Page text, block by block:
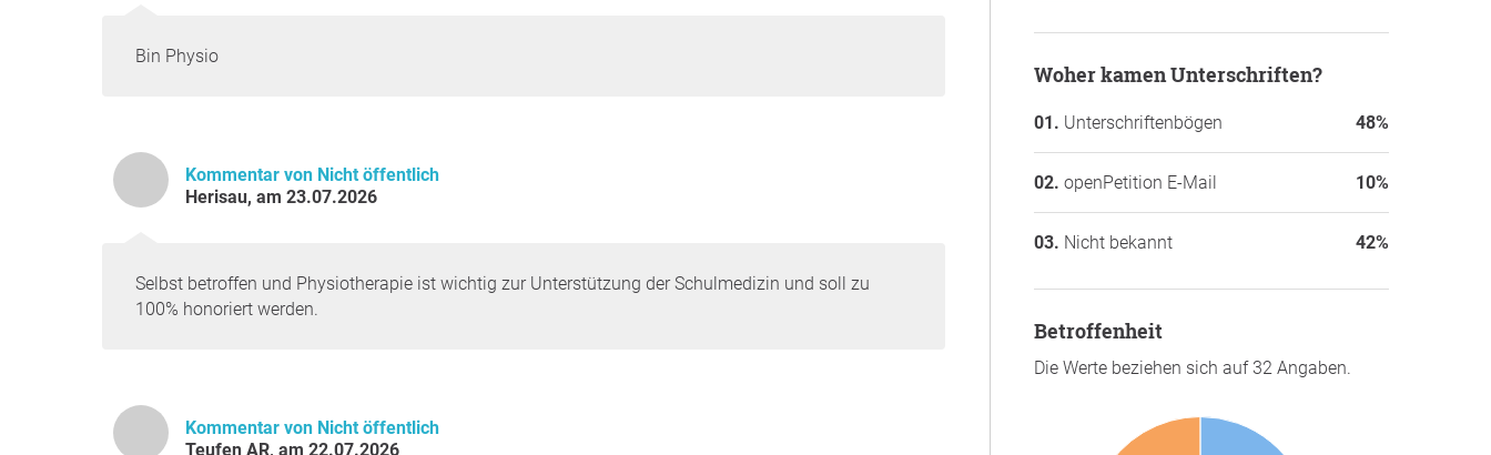
Bin Physio
Kommentar von Nicht öffentlich
Herisau, am 23.07.2026
Selbst betroffen und Physiotherapie ist wichtig zur Unterstützung der Schulmedizin und soll zu
100% honoriert werden.
Kommentar von Nicht öffentlich
Teufen AR, am 22.07.2026
Woher kamen Unterschriften?
Unterschriftenbögen 48%
openPetition E-Mail 10%
Nicht bekannt 42%
Betroffenheit
Die Werte beziehen sich auf 32 Angaben.